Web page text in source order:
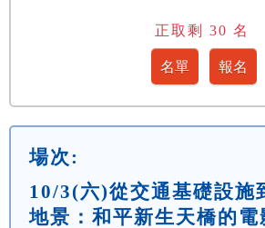
正取剩 30 名
場次:
10/3(六)從交通基礎設施
地景：和平新生天橋的電